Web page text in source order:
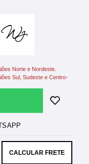
Norte e Nordeste.
Sul, Sudeste e Centro-
CALCULAR FRETE